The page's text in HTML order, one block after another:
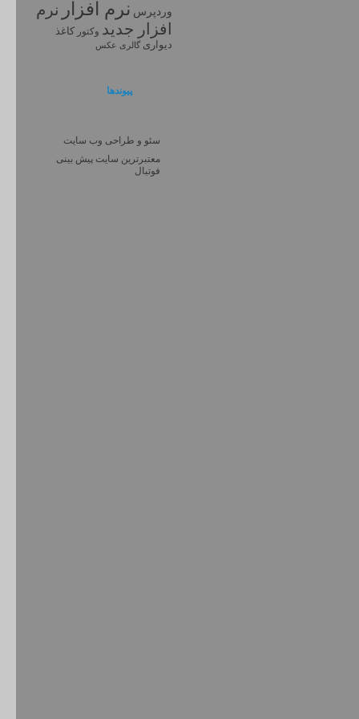
وردپرس نرم افزار نرم
افزار جديد وکتور کاغذ
دیواری گالری عکس
پیوندها
سئو و طراحی وب سایت
معتبرترین سایت پیش بینی
فوتبال